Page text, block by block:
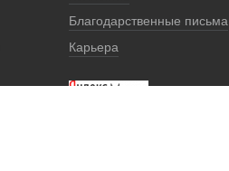
Благодарственные письма
Карьера